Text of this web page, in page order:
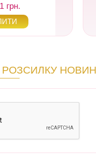
грн.
РОЗСИЛКУ НОВИН